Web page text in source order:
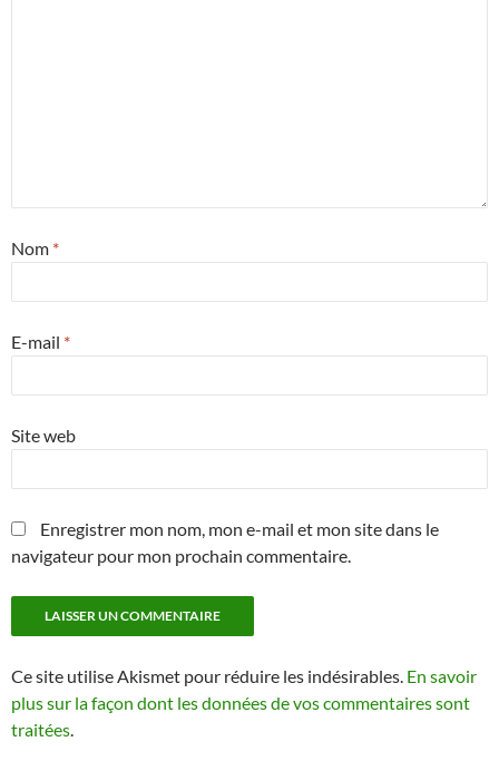
Nom *
E-mail *
Site web
Enregistrer mon nom, mon e-mail et mon site dans le
navigateur pour mon prochain commentaire.
Ce site utilise Akismet pour réduire les indésirables. En savoir
plus sur la façon dont les données de vos commentaires sont
traitées.